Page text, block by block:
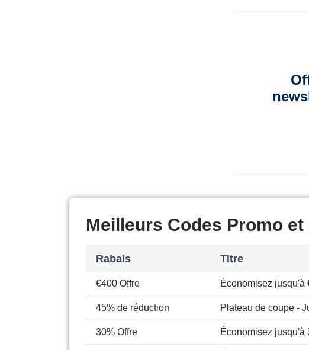
Meilleurs Codes Promo
Rabais Titre
€400 Offre Économisez jusqu'à
45% de réduction Plateau de coupe -
30% Offre Économisez jusqu'à